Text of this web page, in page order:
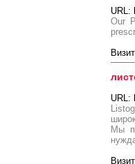
URL:
Our
URL:
Мы